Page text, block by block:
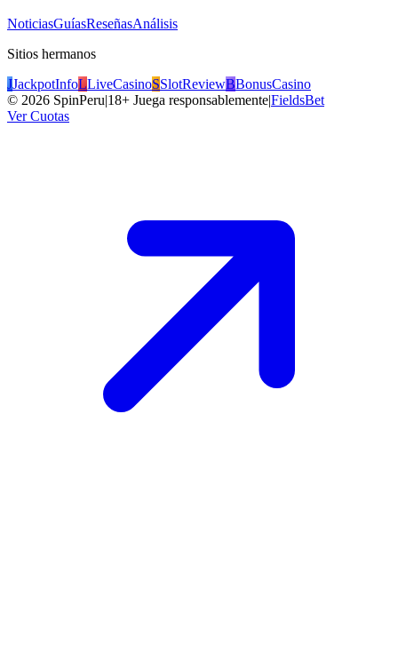
NoticiasGuíasReseñasAnálisis
Sitios hermanos
JJackpotInfoLLiveCasinoSSlotReviewBBonusCasino
© 2026 SpinPeru|18+ Juega responsablemente|FieldsBet
Ver Cuotas